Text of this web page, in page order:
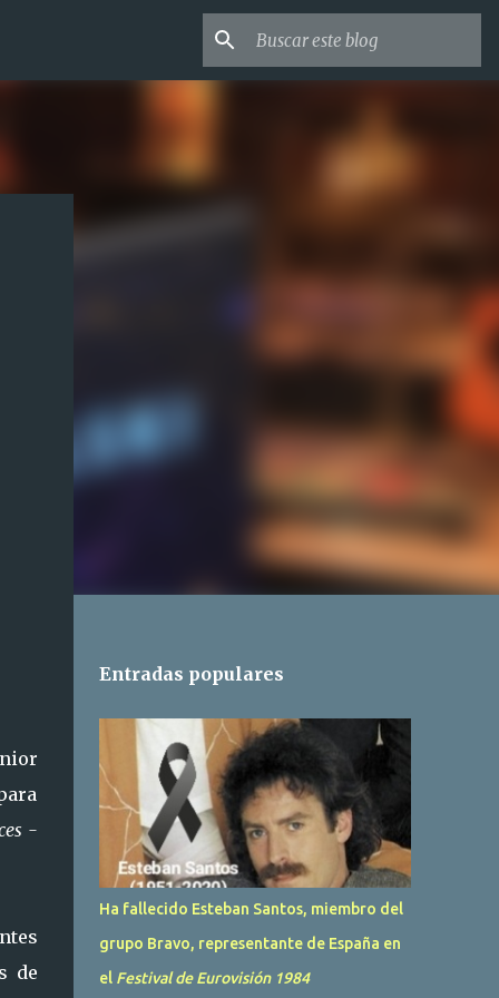
-
de
Entradas populares
Ha fallecido Esteban Santos, miembro del
grupo Bravo, representante de España en
el Festival de Eurovisión 1984